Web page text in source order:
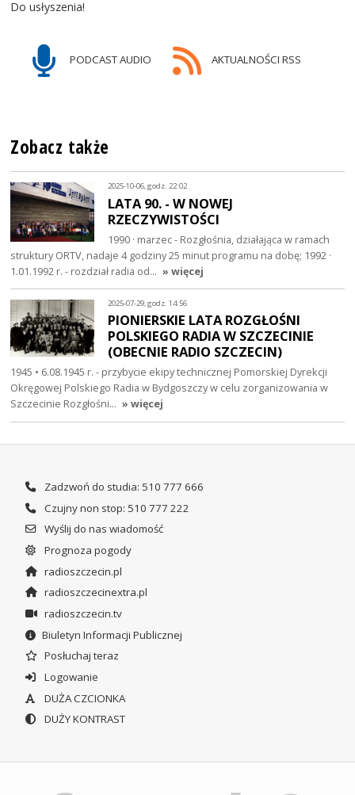
Do usłyszenia!
PODCAST AUDIO AKTUALNOŚCI RSS
Zobacz także
2025-10-06, godz. 22:02
LATA 90. - W NOWEJ
RZECZYWISTOŚCI
1990 · marzec - Rozgłośnia, działająca w ramach
struktury ORTV, nadaje 4 godziny 25 minut programu na dobę; 1992 ·
1.01.1992 r. - rozdział radia od… » więcej
2025-07-29, godz. 14:56
PIONIERSKIE LATA ROZGŁOŚNI
POLSKIEGO RADIA W SZCZECINIE
(OBECNIE RADIO SZCZECIN)
1945 • 6.08.1945 r. - przybycie ekipy technicznej Pomorskiej Dyrekcji
Okręgowej Polskiego Radia w Bydgoszczy w celu zorganizowania w
Szczecinie Rozgłośni… » więcej
Zadzwoń do studia: 510 777 666
Czujny non stop: 510 777 222
Wyślij do nas wiadomość
Prognoza pogody
radioszczecin.pl
radioszczecinextra.pl
radioszczecin.tv
Biuletyn Informacji Publicznej
Posłuchaj teraz
Logowanie
DUŻA CZCIONKA
DUŻY KONTRAST